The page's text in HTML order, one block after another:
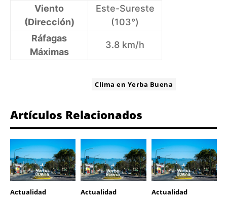
Viento
(Dirección)
Este-Sureste
(103°)
Ráfagas
Máximas
3.8 km/h
Clima en Yerba Buena
Artículos Relacionados
Actualidad Actualidad Actualidad